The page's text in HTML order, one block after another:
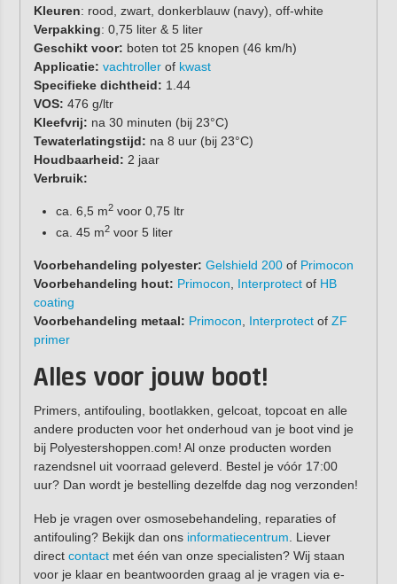
Kleuren: rood, zwart, donkerblauw (navy), off-white
Verpakking: 0,75 liter & 5 liter
Geschikt voor: boten tot 25 knopen (46 km/h)
Applicatie: vachtrollerof kwast
Specifieke dichtheid: 1.44
VOS: 476 g/ltr
Kleefvrij: na 30 minuten (bij 23°C)
Tewaterlatingstijd: na 8 uur (bij 23°C)
Houdbaarheid: 2 jaar
Verbruik:
ca. 6,5 m2voor 0,75 ltr
ca. 45 m2voor 5 liter
Voorbehandeling polyester: Gelshield 200of Primocon
Voorbehandeling hout: Primocon Interprotect of HB
coating
Voorbehandeling metaal: Primocon Interprotect of ZF
primer
Alles voor jouw boot!
Primers, antifouling, bootlakken, gelcoat, topcoat en alle
andere producten voor het onderhoud van je boot vind je
bij Polyestershoppen.com! Al onze producten worden
razendsnel uit voorraad geleverd. Bestel je vóór 17:00
uur? Dan wordt je bestelling dezelfde dag nog verzonden!
Heb je vragen over osmosebehandeling, reparaties of
antifouling? Bekijk dan ons informatiecentrum . Liever
direct contactmet één van onze specialisten? Wij staan
voor je klaar en beantwoorden graag al je vragen via e-